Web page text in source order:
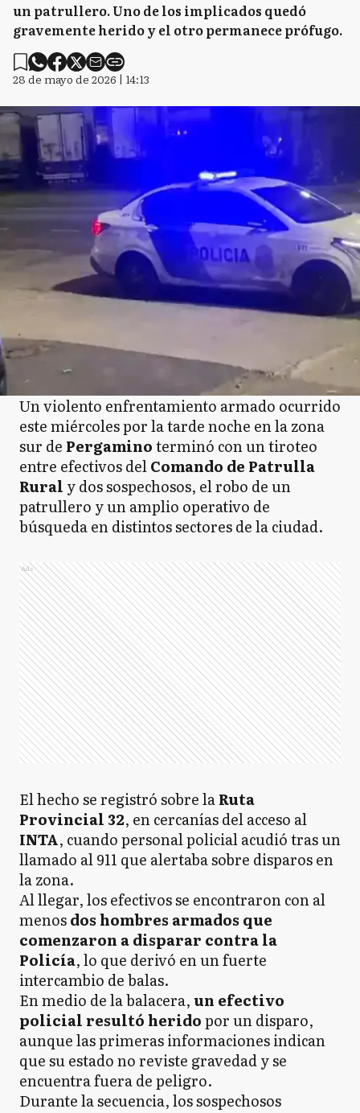
un patrullero. Uno de los implicados quedó
gravemente herido y el otro permanece prófugo.
28 de mayo de 2026 | 14:13
Un violento enfrentamiento armado ocurrido
este miércoles por la tarde noche en la zona
sur de Pergaminoterminó con un tiroteo
entre efectivos delComando de Patrulla
Rural y dos sospechosos, el robo de un
patrullero y un amplio operativo de
búsqueda en distintos sectores de la ciudad.
Ads
El hecho se registró sobre laRuta
Provincial 32, en cercanías del acceso al
INTA, cuando personal policial acudió tras un
llamado al 911 que alertaba sobre disparos en
la zona.
Al llegar, los efectivos se encontraron con al
menosdos hombres armados que
comenzaron a disparar contra la
Policía, lo que derivó en un fuerte
intercambio de balas.
En medio de la balacera,un efectivo
policial resultó heridopor un disparo,
aunque las primeras informaciones indican
que su estado no reviste gravedad y se
encuentra fuera de peligro.
Durante la secuencia, los sospechosos